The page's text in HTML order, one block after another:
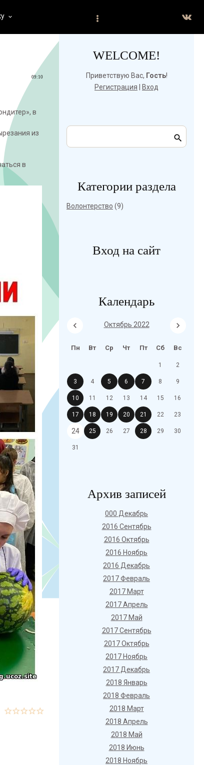
keyboard_arrow_down
09:10
в
из
в
WELCOME!
Приветствую Вас, Гость!
Регистрация
Вход
Категории раздела
Волонтерство (9)
Вход на сайт
Календарь
Октябрь 2022
Пн Вт Ср Чт Пт Сб Вс
1 2
3 4 5 6 7 8 9
10 11 12 13 14 15 16
17 18 19 20 21 22 23
24 25 26 27 28 29 30
31
Архив записей
000 Декабрь
2016 Сентябрь
2016 Октябрь
2016 Ноябрь
2016 Декабрь
2017 Февраль
2017 Март
2017 Апрель
2017 Май
2017 Сентябрь
2017 Октябрь
2017 Ноябрь
2017 Декабрь
2018 Январь
2018 Февраль
2018 Март
2018 Апрель
2018 Май
2018 Июнь
2018 Ноябрь